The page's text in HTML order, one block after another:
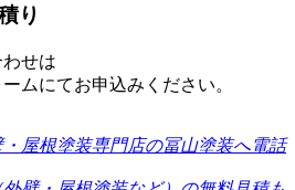
り
せは
ムにてお申込みください。